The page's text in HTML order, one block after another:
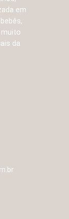
em
da